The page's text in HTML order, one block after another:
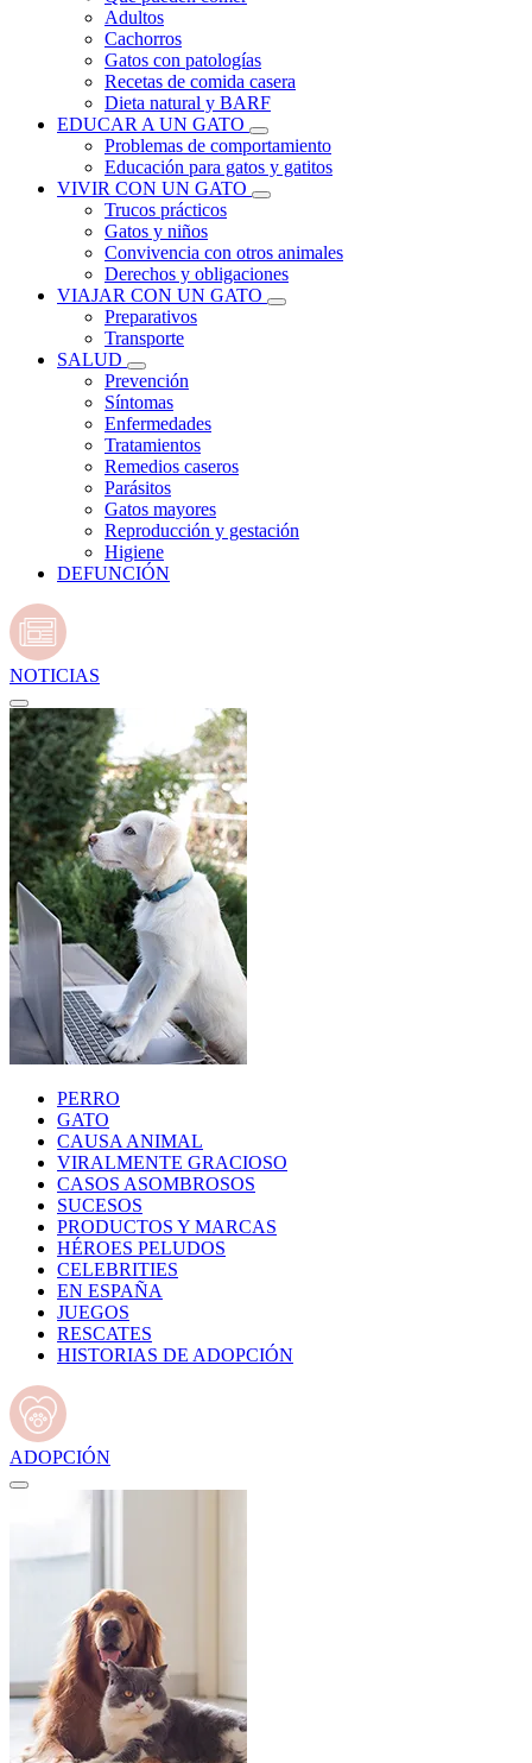
Adultos
Cachorros
Gatos con patologías
Recetas de comida casera
Dieta natural y BARF
EDUCAR A UN GATO
Problemas de comportamiento
Educación para gatos y gatitos
VIVIR CON UN GATO
Trucos prácticos
Gatos y niños
Convivencia con otros animales
Derechos y obligaciones
VIAJAR CON UN GATO
Preparativos
Transporte
SALUD
Prevención
Síntomas
Enfermedades
Tratamientos
Remedios caseros
Parásitos
Gatos mayores
Reproducción y gestación
Higiene
DEFUNCIÓN
NOTICIAS
PERRO
GATO
CAUSA ANIMAL
VIRALMENTE GRACIOSO
CASOS ASOMBROSOS
SUCESOS
PRODUCTOS Y MARCAS
HÉROES PELUDOS
CELEBRITIES
EN ESPAÑA
JUEGOS
RESCATES
HISTORIAS DE ADOPCIÓN
ADOPCIÓN